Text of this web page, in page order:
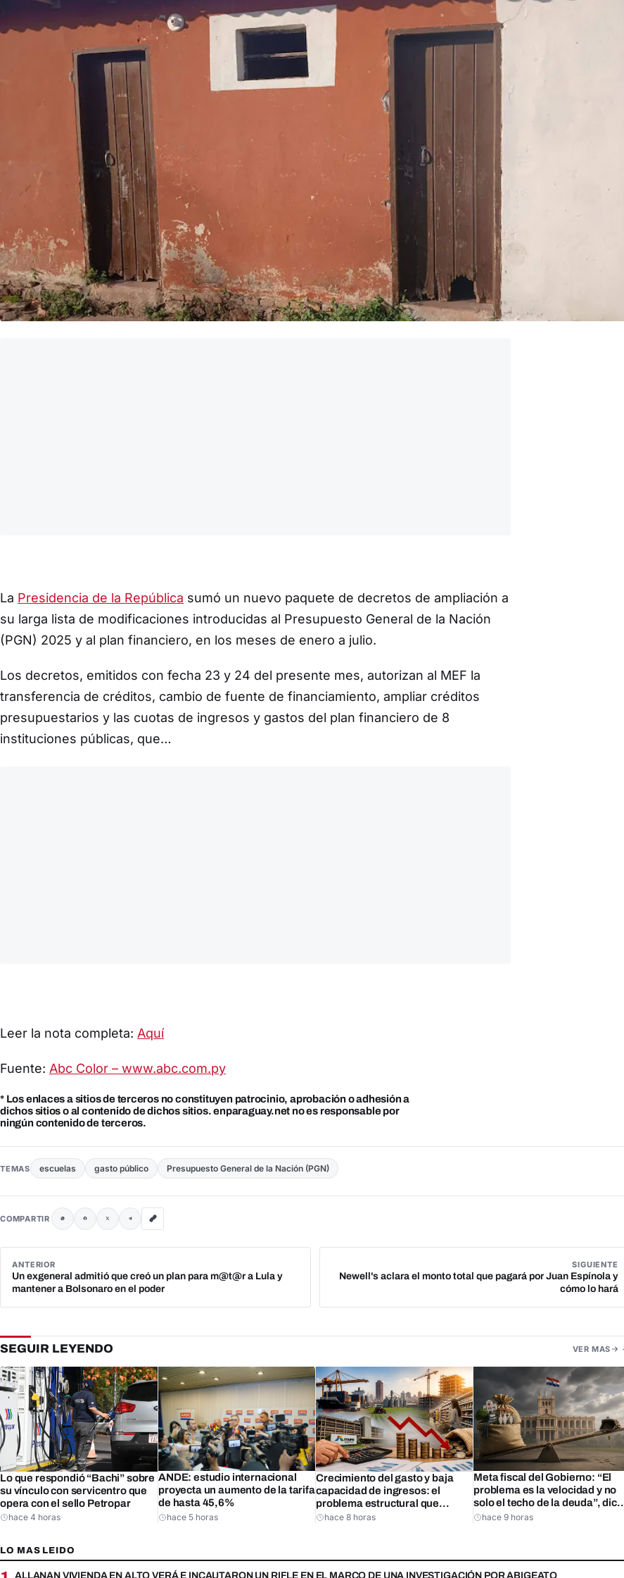
La Presidencia de la República sumó un nuevo paquete de decretos de ampliación a
su larga lista de modificaciones introducidas al Presupuesto General de la Nación
(PGN) 2025 y al plan financiero, en los meses de enero a julio.
Los decretos, emitidos con fecha 23 y 24 del presente mes, autorizan al MEF la
transferencia de créditos, cambio de fuente de financiamiento, ampliar créditos
presupuestarios y las cuotas de ingresos y gastos del plan financiero de 8
instituciones públicas, que…
Leer la nota completa: Aquí
Fuente: Abc Color – www.abc.com.py
* Los enlaces a sitios de terceros no constituyen patrocinio, aprobación o adhesión a
dichos sitios o al contenido de dichos sitios. enparaguay.net no es responsable por
ningún contenido de terceros.
TEMAS escuelas gasto público Presupuesto General de la Nación (PGN)
COMPARTIR
ANTERIOR
Un exgeneral admitió que creó un plan para m@t@r a Lula y
mantener a Bolsonaro en el poder
SIGUIENTE
Newell's aclara el monto total que pagará por Juan Espínola y
cómo lo hará
SEGUIR LEYENDO VER MAS
Lo que respondió “Bachi” sobre
su vínculo con servicentro que
opera con el sello Petropar
hace 4 horas
ANDE: estudio internacional
proyecta un aumento de la tarifa
de hasta 45,6%
hace 5 horas
Crecimiento del gasto y baja
capacidad de ingresos: el
problema estructural que
enfrenta Paraguay, según
hace 8 horas
Meta fiscal del Gobierno: “El
problema es la velocidad y no
solo el techo de la deuda”, dice
Benigno
hace 9 horas
LO MAS LEIDO
ALLANAN VIVIENDA EN ALTO VERÁ E INCAUTARON UN RIFLE EN EL MARCO DE UNA INVESTIGACIÓN POR ABIGEATO